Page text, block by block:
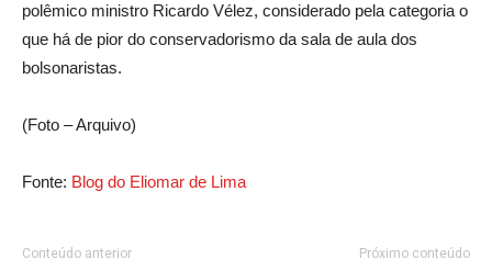
polêmico ministro Ricardo Vélez, considerado pela categoria o
que há de pior do conservadorismo da sala de aula dos
bolsonaristas.
(Foto – Arquivo)
Fonte: Blog do Eliomar de Lima
Conteúdo anterior Próximo conteúdo